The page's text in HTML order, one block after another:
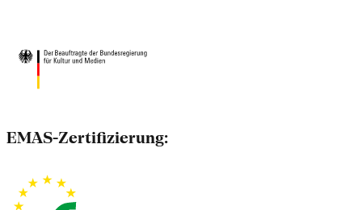
EMAS-Zertifizierung: